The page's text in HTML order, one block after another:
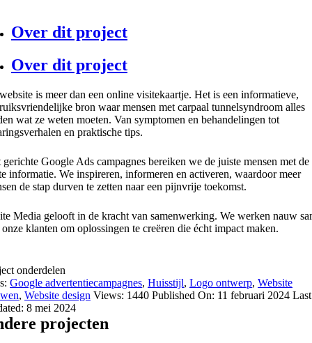
Over dit project
Over dit project
is meer dan een online visitekaartje. Het is een informatieve,
bron waar mensen met carpaal tunnelsyndroom alles
wat ze weten moeten. Van symptomen en behandelingen tot
en praktische tips.
gerichte Google Ads campagnes bereiken we de juiste mensen met de
informatie. We inspireren, informeren en activeren, waardoor meer
de stap durven te zetten naar een pijnvrije toekomst.
Media gelooft in de kracht van samenwerking. We werken nauw
onze klanten om oplossingen te creëren die écht impact maken.
onderdelen
Google advertentiecampagnes, Huisstijl, Logo ontwerp, Website
, Website design Views: 1440 Published On: 11 februari 2024 Last
8 mei 2024
projecten